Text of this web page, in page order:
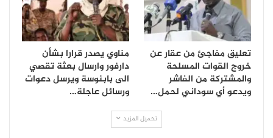
تعليق مفاجئ من عقار عن
خروج القوات المسلحة
والمشتركة من الفاشر
ويدعو أي سوداني لحمل…
مناوي يصدر قرارا بشأن
دارفور وارسال بعثة تقصي
الى بابنوسة ويرسل دعوات
ورسائل عاجلة…
تحميل المزيد